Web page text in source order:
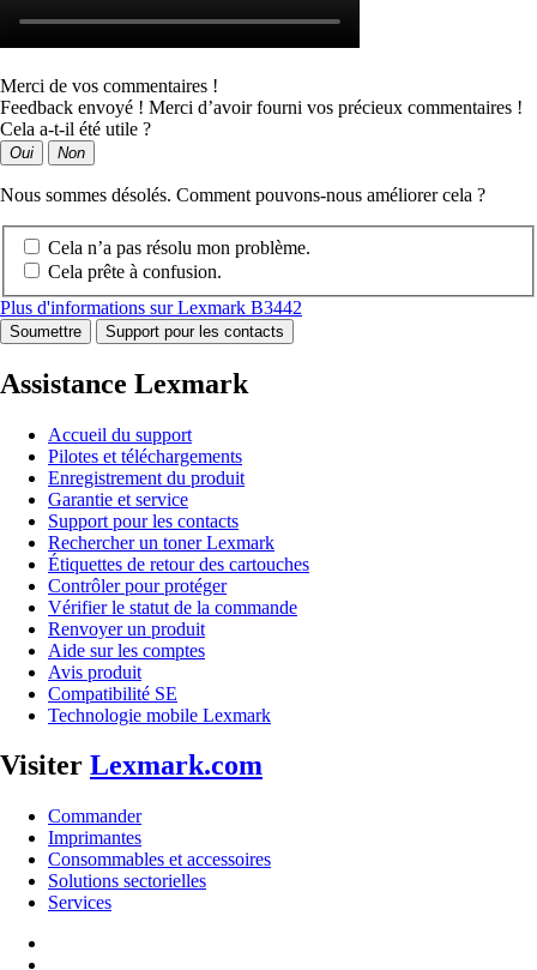
Merci de vos commentaires !
Feedback envoyé ! Merci d’avoir fourni vos précieux commentaires !
Cela a-t-il été utile ?
Oui Non
Nous sommes désolés. Comment pouvons-nous améliorer cela ?
Cela n’a pas résolu mon problème.
Cela prête à confusion.
Plus d'informations sur Lexmark B3442
Soumettre Support pour les contacts
Assistance Lexmark
Accueil du support
Pilotes et téléchargements
Enregistrement du produit
Garantie et service
Support pour les contacts
Rechercher un toner Lexmark
Étiquettes de retour des cartouches
Contrôler pour protéger
Vérifier le statut de la commande
Renvoyer un produit
Aide sur les comptes
Avis produit
Compatibilité SE
Technologie mobile Lexmark
Visiter Lexmark.com
Commander
Imprimantes
Consommables et accessoires
Solutions sectorielles
Services